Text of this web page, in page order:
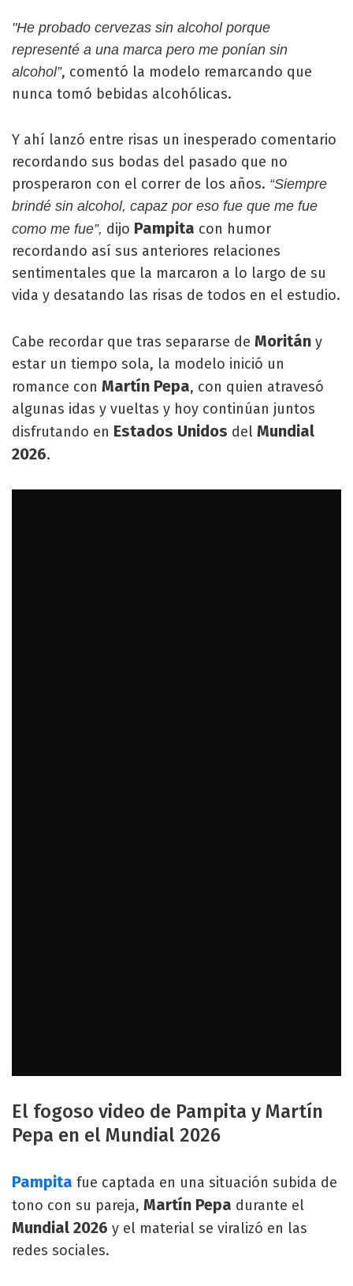
"He probado cervezas sin alcohol porque
representé a una marca pero me ponían sin
alcohol”, comentó la modelo remarcando que
nunca tomó bebidas alcohólicas.
Y ahí lanzó entre risas un inesperado comentario
recordando sus bodas del pasado que no
prosperaron con el correr de los años. “Siempre
brindé sin alcohol, capaz por eso fue que me fue
como me fue”, dijo Pampita con humor
recordando así sus anteriores relaciones
sentimentales que la marcaron a lo largo de su
vida y desatando las risas de todos en el estudio.
Cabe recordar que tras separarse de Moritán y
estar un tiempo sola, la modelo inició un
romance con Martín Pepa, con quien atravesó
algunas idas y vueltas y hoy continúan juntos
disfrutando en Estados Unidos del Mundial
2026.
El fogoso video de Pampita y Martín
Pepa en el Mundial 2026
Pampita fue captada en una situación subida de
tono con su pareja, Martín Pepa durante el
Mundial 2026 y el material se viralizó en las
redes sociales.